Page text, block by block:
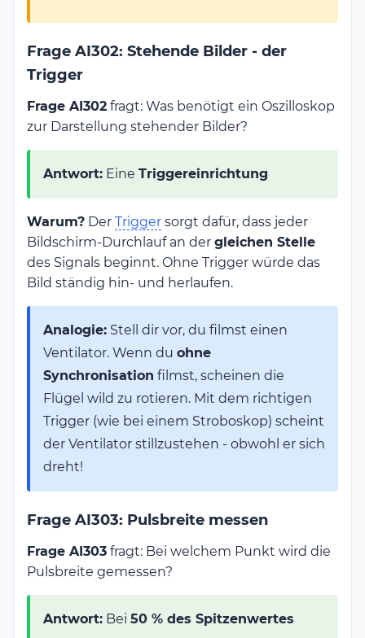
Frage AI302: Stehende Bilder - der
Trigger
Frage AI302 fragt: Was benötigt ein Oszilloskop
zur Darstellung stehender Bilder?
Antwort: Eine Triggereinrichtung
Warum? Der Trigger sorgt dafür, dass jeder
Bildschirm-Durchlauf an der gleichen Stelle
des Signals beginnt. Ohne Trigger würde das
Bild ständig hin- und herlaufen.
Analogie: Stell dir vor, du filmst einen
Ventilator. Wenn du ohne
Synchronisation filmst, scheinen die
Flügel wild zu rotieren. Mit dem richtigen
Trigger (wie bei einem Stroboskop) scheint
der Ventilator stillzustehen - obwohl er sich
dreht!
Frage AI303: Pulsbreite messen
Frage AI303 fragt: Bei welchem Punkt wird die
Pulsbreite gemessen?
Antwort: Bei 50 % des Spitzenwertes